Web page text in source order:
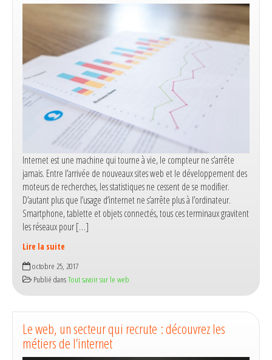
Internet est une machine qui tourne à vie, le compteur ne s’arrête
jamais. Entre l’arrivée de nouveaux sites web et le développement des
moteurs de recherches, les statistiques ne cessent de se modifier.
D’autant plus que l’usage d’internet ne s’arrête plus à l’ordinateur.
Smartphone, tablette et objets connectés, tous ces terminaux gravitent
les réseaux pour […]
Lire la suite
Statistiques
web :
les
chiffres
clés
d’Internet
en
2017
octobre 25, 2017
Publié dansTout savoir sur le web
Le web, un secteur qui recrute : découvrez les
métiers de l’internet